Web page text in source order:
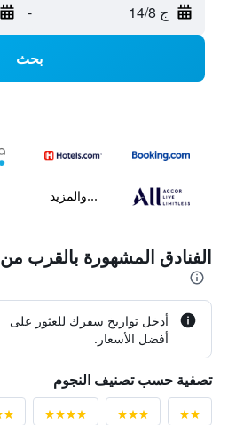
ج 14/8 -
بحث
...والمزيد
الفنادق المشهورة بالقرب من Lanzarote Buceo
أدخل تواريخ سفرك للعثور على
أفضل الأسعار.
تصفية حسب تصنيف النجوم